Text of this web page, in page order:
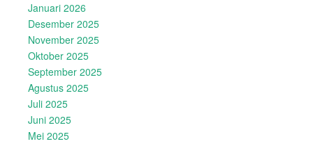
Januari 2026
Desember 2025
November 2025
Oktober 2025
September 2025
Agustus 2025
Juli 2025
Juni 2025
Mei 2025